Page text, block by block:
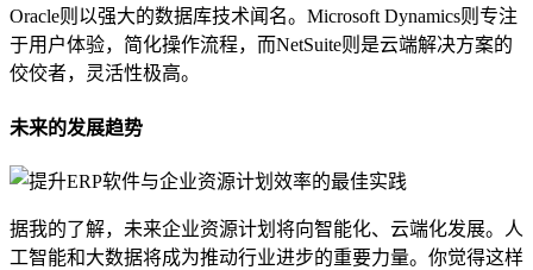
Oracle则以强大的数据库技术闻名。Microsoft Dynamics则专注
于用户体验，简化操作流程，而NetSuite则是云端解决方案的
佼佼者，灵活性极高。
未来的发展趋势
据我的了解，未来企业资源计划将向智能化、云端化发展。人
工智能和大数据将成为推动行业进步的重要力量。你觉得这样